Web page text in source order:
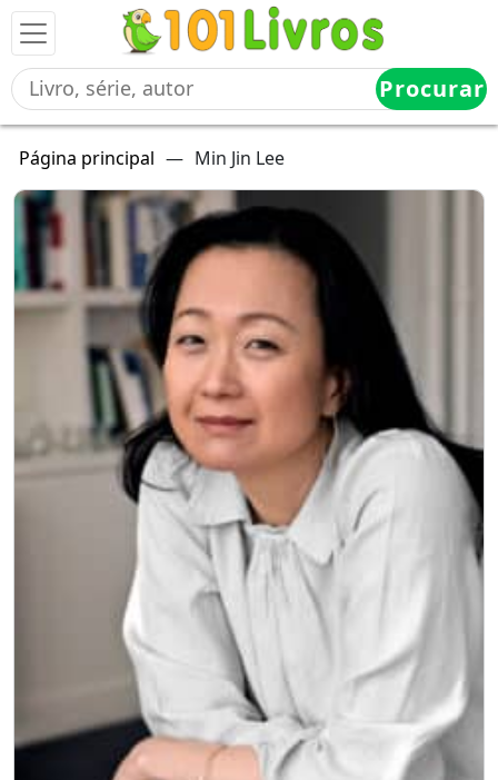
Procurar
Página principal — Min Jin Lee